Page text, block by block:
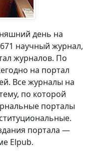
день на
научный журнал,
журналов. По
на портал
Все журналы на
по которой
порталы
портала —
Elpub.